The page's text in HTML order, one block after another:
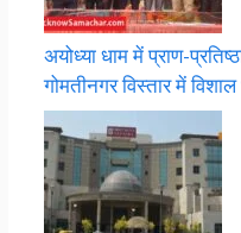
अयोध्या धाम में प्राण-
गोमतीनगर विस्तार में